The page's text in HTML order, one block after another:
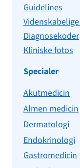
Guidelines
Diagnosekoder
Kliniske fotos
Specialer
Akutmedicin
Almen medicin
Dermatologi
Endokrinologi
Gastromedicin